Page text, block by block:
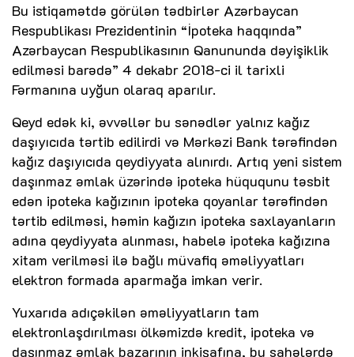
Bu istiqamətdə görülən tədbirlər Azərbaycan
Respublikası Prezidentinin “İpoteka haqqında”
Azərbaycan Respublikasının Qanununda dəyişiklik
edilməsi barədə” 4 dekabr 2018-ci il tarixli
Fərmanına uyğun olaraq aparılır.
Qeyd edək ki, əvvəllər bu sənədlər yalnız kağız
daşıyıcıda tərtib edilirdi və Mərkəzi Bank tərəfindən
kağız daşıyıcıda qeydiyyata alınırdı. Artıq yeni sistem
daşınmaz əmlak üzərində ipoteka hüququnu təsbit
edən ipoteka kağızının ipoteka qoyanlar tərəfindən
tərtib edilməsi, həmin kağızın ipoteka saxlayanların
adına qeydiyyata alınması, habelə ipoteka kağızına
xitam verilməsi ilə bağlı müvafiq əməliyyatları
elektron formada aparmağa imkan verir.
Yuxarıda adıçəkilən əməliyyatların tam
elektronlaşdırılması ölkəmizdə kredit, ipoteka və
daşınmaz əmlak bazarının inkişafına, bu sahələrdə